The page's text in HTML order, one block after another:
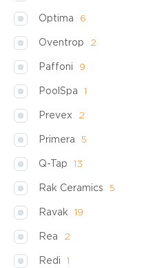
Optima 6
Oventrop 2
Paffoni 9
PoolSpa 1
Prevex 2
Primera 5
Q-Tap 13
Rak Ceramics 5
Ravak 19
Rea 2
Redi 1